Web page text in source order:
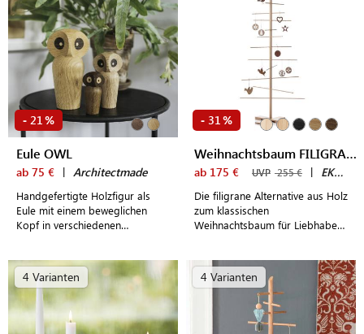
- 21 %
Eule OWL
ab 75 € | Architectmade
Handgefertigte Holzfigur als
Eule mit einem beweglichen
Kopf in verschiedenen
- 31 %
Weihnachtsbaum FILIGRANTREE (L)
ab 175 € UVP 255 € | EKTA Living
Die filigrane Alternative aus Holz
zum klassischen
Weihnachtsbaum für Liebhaber
4 Varianten 4 Varianten